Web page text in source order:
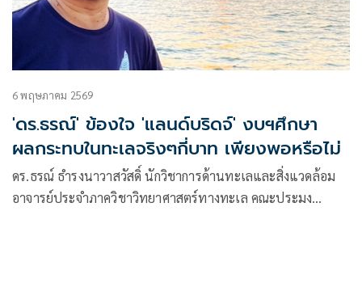
6 พฤษภาคม 2569
'ดร.ธรณ์' ข้องใจ 'แลนด์บริดจ์' งบฯศึกษา
ผลกระทบในทะเลจริงๆกี่บาท เพียงพอหรือไม่
ดร.ธรณ์ ธำรงนาวาสวัสดิ์ นักวิชาการด้านทะเลและสิ่งแวดล้อม
อาจารย์ประจำภาควิชาวิทยาศาสตร์ทางทะเล คณะประมง